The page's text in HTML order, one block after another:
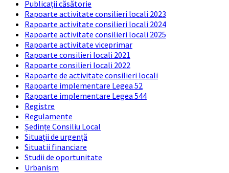
Publicații căsătorie
Rapoarte activitate consilieri locali 2023
Rapoarte activitate consilieri locali 2024
Rapoarte activitate consilieri locali 2025
Rapoarte activitate viceprimar
Rapoarte consilieri locali 2021
Rapoarte consilieri locali 2022
Rapoarte de activitate consilieri locali
Rapoarte implementare Legea 52
Rapoarte implementare Legea 544
Registre
Regulamente
Ședințe Consiliu Local
Situații de urgență
Situatii financiare
Studii de oportunitate
Urbanism